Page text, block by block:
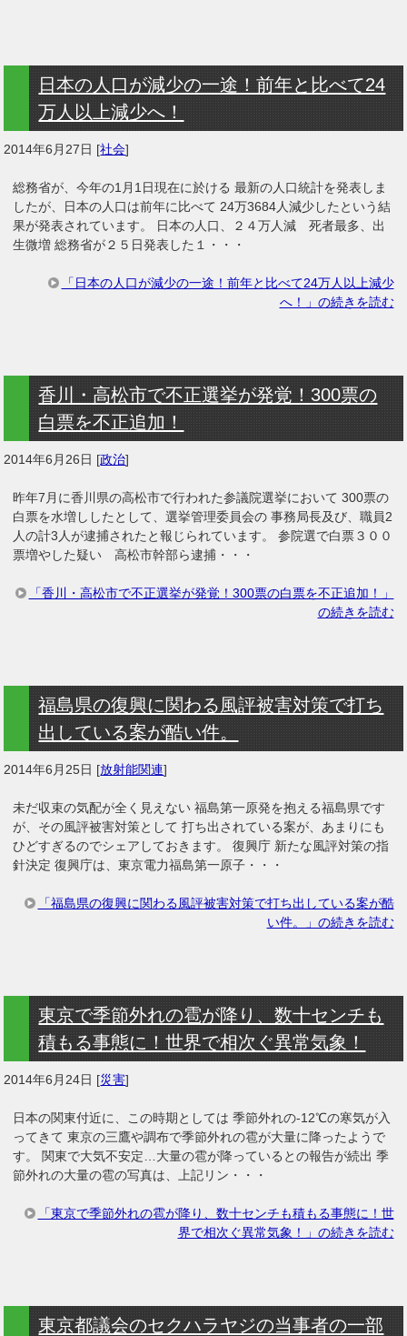
日本の人口が減少の一途！前年と比べて24
万人以上減少へ！
2014年6月27日 [社会]
総務省が、今年の1月1日現在に於ける 最新の人口統計を発表しま
したが、日本の人口は前年に比べて 24万3684人減少したという結
果が発表されています。 日本の人口、２４万人減 死者最多、出
生微増 総務省が２５日発表した１・・・
「日本の人口が減少の一途！前年と比べて24万人以上減少
へ！」の続きを読む
香川・高松市で不正選挙が発覚！300票の
白票を不正追加！
2014年6月26日 [政治]
昨年7月に香川県の高松市で行われた参議院選挙において 300票の
白票を水増ししたとして、選挙管理委員会の 事務局長及び、職員2
人の計3人が逮捕されたと報じられています。 参院選で白票３００
票増やした疑い 高松市幹部ら逮捕・・・
「香川・高松市で不正選挙が発覚！300票の白票を不正追加！」
の続きを読む
福島県の復興に関わる風評被害対策で打ち
出している案が酷い件。
2014年6月25日 [放射能関連]
未だ収束の気配が全く見えない 福島第一原発を抱える福島県です
が、その風評被害対策として 打ち出されている案が、あまりにも
ひどすぎるのでシェアしておきます。 復興庁 新たな風評対策の指
針決定 復興庁は、東京電力福島第一原子・・・
「福島県の復興に関わる風評被害対策で打ち出している案が酷
い件。」の続きを読む
東京で季節外れの雹が降り、数十センチも
積もる事態に！世界で相次ぐ異常気象！
2014年6月24日 [災害]
日本の関東付近に、この時期としては 季節外れの-12℃の寒気が入
ってきて 東京の三鷹や調布で季節外れの雹が大量に降ったようで
す。 関東で大気不安定…大量の雹が降っているとの報告が続出 季
節外れの大量の雹の写真は、上記リン・・・
「東京で季節外れの雹が降り、数十センチも積もる事態に！世
界で相次ぐ異常気象！」の続きを読む
東京都議会のセクハラヤジの当事者の一部